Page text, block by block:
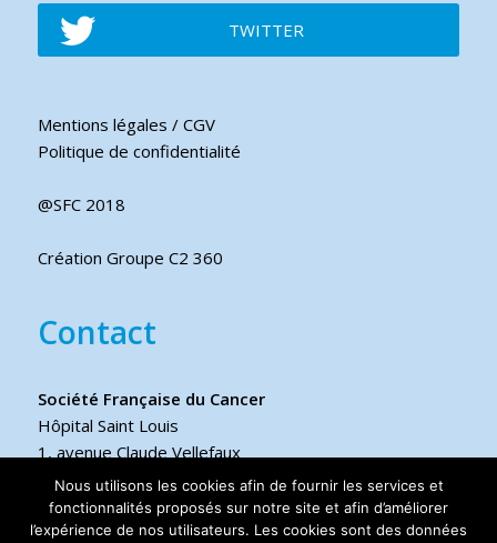
TWITTER
Mentions légales / CGV
Politique de confidentialité
@SFC 2018
Création Groupe C2 360
Contact
Société Française du Cancer
Hôpital Saint Louis
1, avenue Claude Vellefaux
75475 Paris cedex 10 FRANCE
Téléphone
Nous utilisons les cookies afin de fournir les services et
fonctionnalités proposés sur notre site et afin d’améliorer
l’expérience de nos utilisateurs. Les cookies sont des données